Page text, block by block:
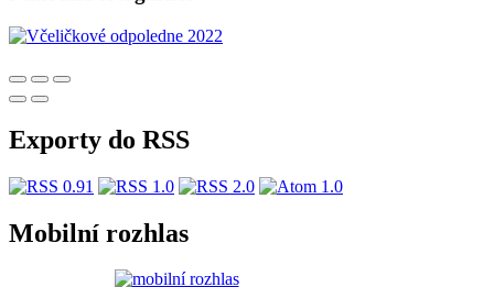
Exporty do RSS
Mobilní rozhlas